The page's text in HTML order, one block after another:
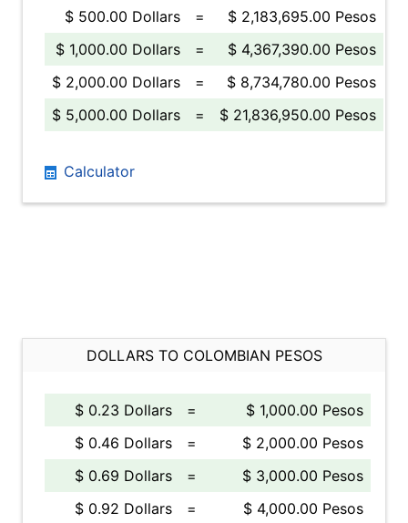
$ 500.00 Dollars
=
$ 2,183,695.00 Pesos
$ 1,000.00 Dollars
=
$ 4,367,390.00 Pesos
$ 2,000.00 Dollars
=
$ 8,734,780.00 Pesos
$ 5,000.00 Dollars
= $ 21,836,950.00 Pesos
Calculator
DOLLARS TO COLOMBIAN PESOS
$ 0.23 Dollars =
$ 1,000.00 Pesos
$ 0.46 Dollars
=
$ 2,000.00 Pesos
$ 0.69 Dollars
=
$ 3,000.00 Pesos
$ 0.92 Dollars
=
$ 4,000.00 Pesos